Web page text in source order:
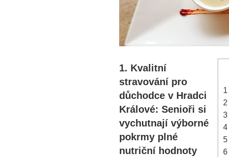
1
2
3
4
5
6
1. Kvalitní
stravování pro
důchodce v Hradci
Králové: Senioři si
vychutnají výborné
pokrmy plné
nutriční hodnoty